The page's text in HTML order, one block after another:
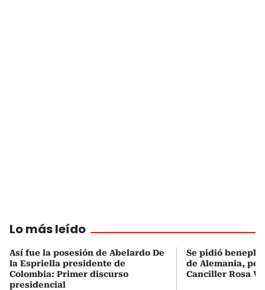
Lo más leído
Así fue la posesión de Abelardo De
la Espriella presidente de
Colombia: Primer discurso
presidencial
Se pidió
de Alemania,
Canciller Rosa